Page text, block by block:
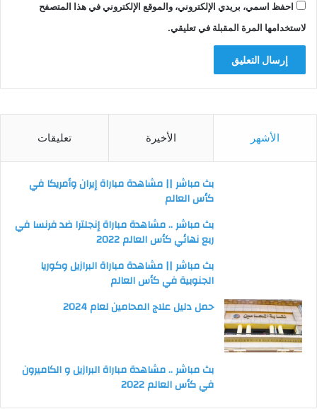
احفظ اسمي، بريدي الإلكتروني، والموقع الإلكتروني في هذا المتصفح
لاستخدامها المرة المقبلة في تعليقي.
الأشهر الأخيرة تعليقات
بث مباشر || مشاهدة مباراة إيران وأمريكا في
كأس العالم
بث مباشر .. مشاهدة مباراة إنجلترا ضد فرنسا في
ربع نهائي كأس العالم 2022
بث مباشر || مشاهدة مباراة البرازيل وكوريا
الجنوبية في كأس العالم
حمل دليل علاج المحامين لعام 2024
بث مباشر .. مشاهدة مباراة البرازيل و الكاميرون
في كأس العالم 2022